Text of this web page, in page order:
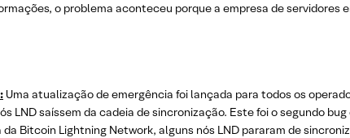
o problema aconteceu porque a empresa de servidores
Uma atualização de emergência foi lançada para todos os
LND saíssem da cadeia de sincronização. Este foi o segundo
Bitcoin Lightning Network, alguns nós LND pararam de